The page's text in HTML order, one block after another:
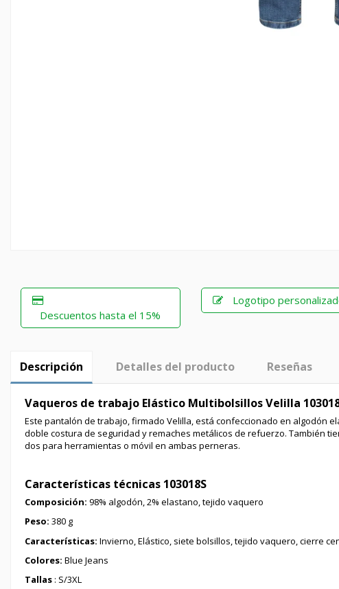
Descuentos hasta el 15%
Logotipo
Descripción Detalles del producto Reseñas
Vaqueros de trabajo Elástico Multibolsillos Velilla
Este pantalón de trabajo, firmado Velilla, está confeccionado en algodón
doble costura de seguridad y remaches metálicos de refuerzo. También
dos para herramientas o móvil en ambas perneras.
Características técnicas 103018S
Composición: 98% algodón, 2% elastano, tejido vaquero
Peso: 380 g
Características: Invierno, Elástico, siete bolsillos, tejido vaquero, cierre
Colores: Blue Jeans
Tallas : S/3XL